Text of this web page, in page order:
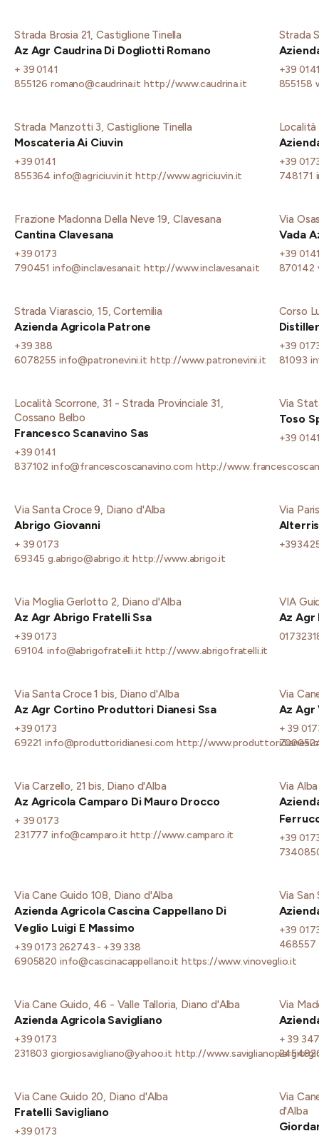
Strada Brosia 21, Castiglione Tinella
Az Agr Caudrina Di Dogliotti Romano
+ 39 0141
855126 romano@caudrina.it http://www.caudrina.it
Strada
+39
855158
Strada Manzotti 3, Castiglione Tinella
Moscateria Ai Ciuvin
+39 0141
855364 info@agriciuvin.it http://www.agriciuvin.it
Località
+39
748171
Frazione Madonna Della Neve 19, Clavesana
Cantina Clavesana
+39 0173
790451 info@inclavesana.it http://www.inclavesana.it
Via
Vada
+39
870142
Strada Viarascio, 15, Cortemilia
Azienda Agricola Patrone
+39 388
6078255 info@patronevini.it http://www.patronevini.it
Corso
+39
81093
Località Scorrone, 31 - Strada Provinciale 31,
Cossano Belbo
Francesco Scanavino Sas
+39 0141
837102 info@francescoscanavino.com http://
Via
Toso
+39
Via Santa Croce 9, Diano d'Alba
Abrigo Giovanni
+ 39 0173
69345 g.abrigo@abrigo.it http://www.abrigo.it
Via
Alterris
Via Moglia Gerlotto 2, Diano d'Alba
Az Agr Abrigo Fratelli Ssa
+39 0173
69104 info@abrigofratelli.it http://www.abrigofratelli.it
VIA
Az Agr
Via Santa Croce 1 bis, Diano d'Alba
Az Agr Cortino Produttori Dianesi Ssa
+39 0173
69221 info@produttoridianesi.com http://
Via
Az Agr
+ 39
Via Carzello, 21 bis, Diano d'Alba
Az Agricola Camparo Di Mauro Drocco
+ 39 0173
231777 info@camparo.it http://www.camparo.it
Via
+39
Via Cane Guido 108, Diano d'Alba
Azienda Agricola Cascina Cappellano Di
Veglio Luigi E Massimo
+39 0173 262743 - +39 338
6905820 info@cascinacappellano.it https://www.vinoveglio.it
Via San
+39
468557
Via Cane Guido, 46 - Valle Talloria, Diano d'Alba
Azienda Agricola Savigliano
+39 0173
231803 giorgiosavigliano@yahoo.it http://
Via
+ 39
Via Cane Guido 20, Diano d'Alba
Fratelli Savigliano
+39 0173
Via
d'Alba